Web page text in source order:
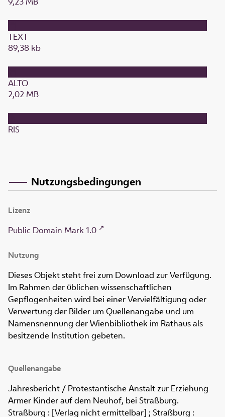
TEXT
89,38 kb
ALTO
2,02 MB
RIS
Nutzungsbedingungen
Lizenz
Public Domain Mark 1.0
Nutzung
Dieses Objekt steht frei zum Download zur Verfügung.
Im Rahmen der üblichen wissenschaftlichen
Gepflogenheiten wird bei einer Vervielfältigung oder
Verwertung der Bilder um Quellenangabe und um
Namensnennung der Wienbibliothek im Rathaus als
besitzende Institution gebeten.
Quellenangabe
Jahresbericht / Protestantische Anstalt zur Erziehung
Armer Kinder auf dem Neuhof, bei Straßburg.
Straßburg : [Verlag nicht ermittelbar] ; Straßburg :